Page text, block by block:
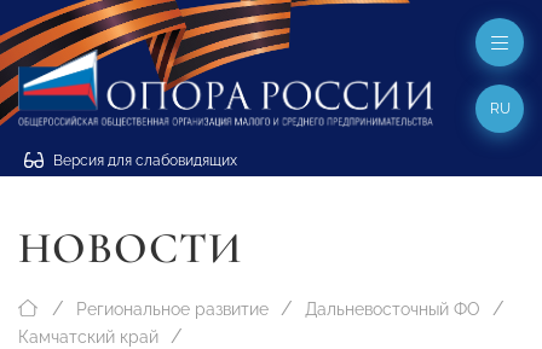
Версия для слабовидящих
RU
НОВОСТИ
Региональное развитие
Дальневосточный ФО
Камчатский край